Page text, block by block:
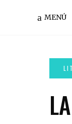
MENÚ